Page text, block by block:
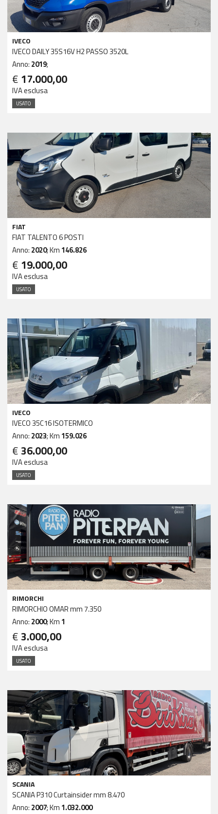
IVECO
IVECO DAILY 35S16V H2 PASSO 3520L
Anno: 2019;
€ 17.000,00
IVA esclusa
USATO
FIAT
FIAT TALENTO 6 POSTI
Anno: 2020; Km 146.826
€ 19.000,00
IVA esclusa
USATO
IVECO
IVECO 35C16 ISOTERMICO
Anno: 2023; Km 159.026
€ 36.000,00
IVA esclusa
USATO
RIMORCHI
RIMORCHIO OMAR mm 7.350
Anno: 2000; Km 1
€ 3.000,00
IVA esclusa
USATO
SCANIA
SCANIA P310 Curtainsider mm 8.470
Anno: 2007; Km 1.032.000